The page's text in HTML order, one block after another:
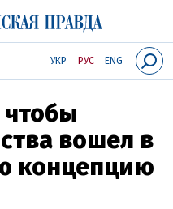
УКР РУС ENG
чтобы
вошел в
концепцию